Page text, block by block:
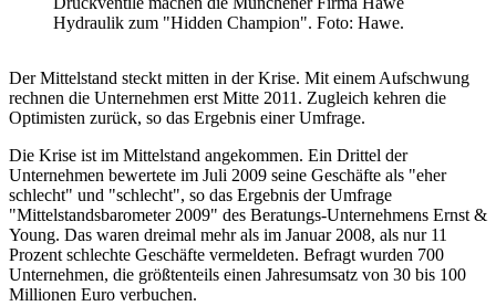
Hydraulik zum "Hidden Champion". Foto: Hawe.
Der Mittelstand steckt mitten in der Krise. Mit einem Aufschwung
rechnen die Unternehmen erst Mitte 2011. Zugleich kehren die
Optimisten zurück, so das Ergebnis einer Umfrage.
Die Krise ist im Mittelstand angekommen. Ein Drittel der
Unternehmen bewertete im Juli 2009 seine Geschäfte als "eher
schlecht" und "schlecht", so das Ergebnis der Umfrage
"Mittelstandsbarometer 2009" des Beratungs-Unternehmens Ernst &
Young. Das waren dreimal mehr als im Januar 2008, als nur 11
Prozent schlechte Geschäfte vermeldeten. Befragt wurden 700
Unternehmen, die größtenteils einen Jahresumsatz von 30 bis 100
Millionen Euro verbuchen.